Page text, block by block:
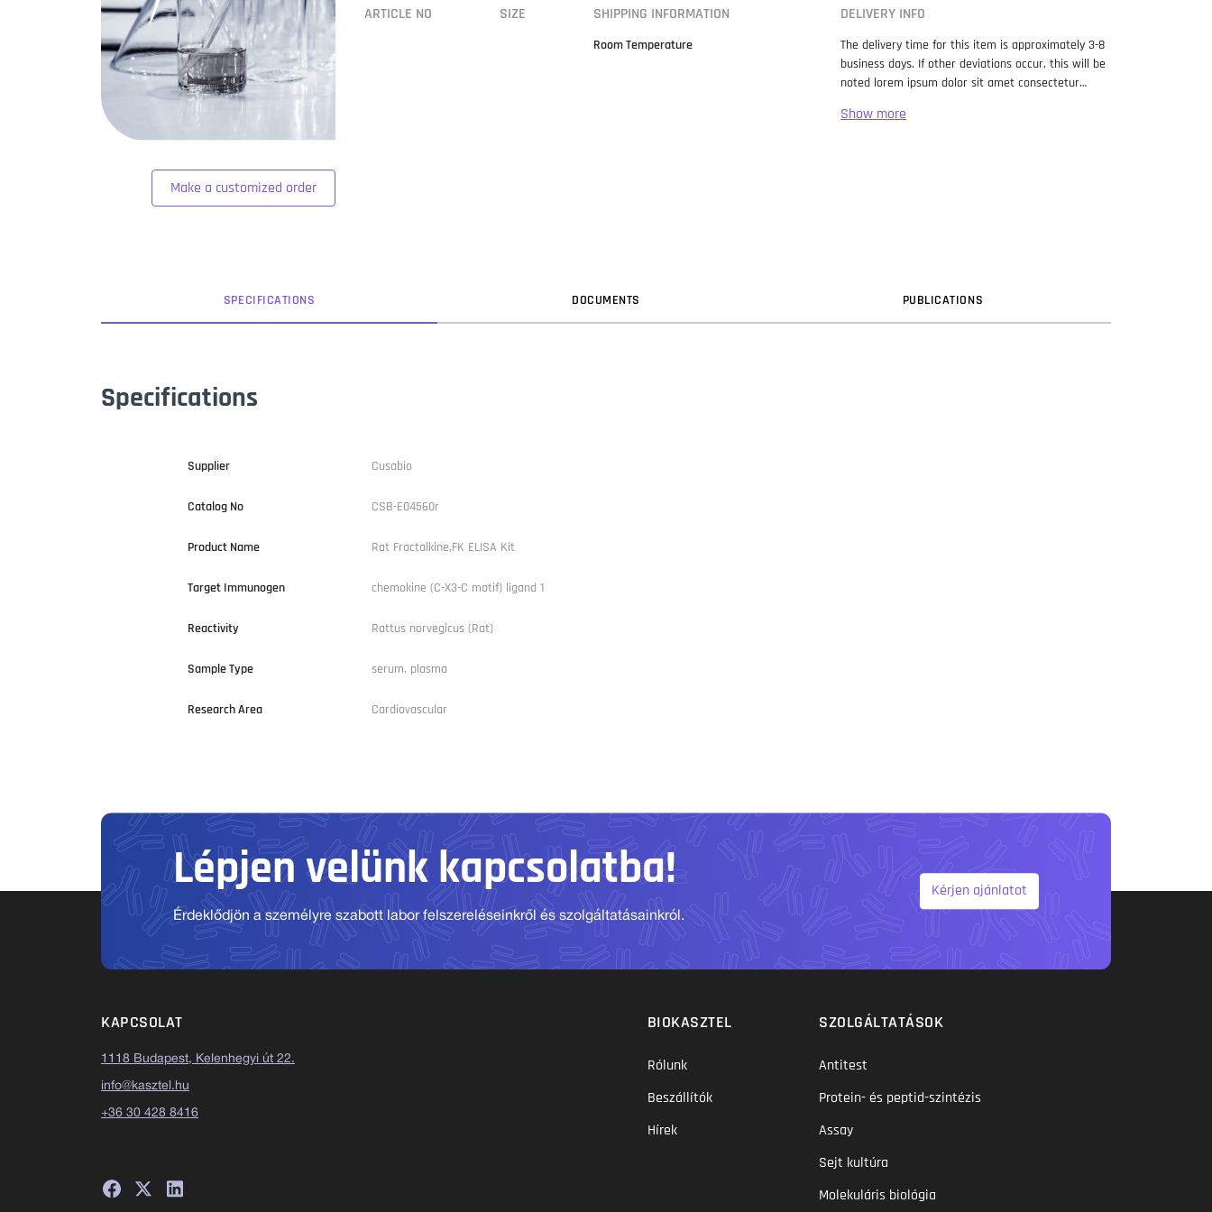
Make a customized order
ARTICLE NO SIZE SHIPPING INFORMATION
Room Temperature
DELIVERY INFO
The delivery time for this item is approximately 3-8
business days. If other deviations occur, this will be
noted lorem ipsum dolor sit amet consectetur
standard dummy text ever since the 1500s, when
SPECIFICATIONS DOCUMENTS PUBLICATIONS
Specifications
Supplier Cusabio
Catalog No CSB-E04560r
Product Name Rat Fractalkine,FK ELISA Kit
Target Immunogen chemokine (C-X3-C motif) ligand 1
Reactivity Rattus norvegicus (Rat)
Sample Type serum, plasma
Research Area Cardiovascular
Lépjen velünk kapcsolatba!
Érdeklődjön a személyre szabott labor felszereléseinkről és szolgáltatásainkról.
Kérjen ajánlatot
KAPCSOLAT
1118 Budapest, Kelenhegyi út 22.
info@kasztel.hu
+36 30 428 8416
BIOKASZTEL
Rólunk
Beszállítók
Hírek
SZOLGÁLTATÁSOK
Antitest
Protein- és peptid-szintézis
Assay
Sejt kultúra
Molekuláris biológia